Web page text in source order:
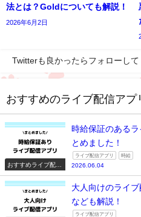
法とは？Goldについても解説！
2026年6月2日
Twitterも良かったらフォローして
おすすめのライブ配信アプ
おすすめライブ配信
時給保証のある
とめました！
ライブ配信アプリ 時給
2026.06.04
大人向けのライ
なども解説！
ライブ配信アプリ